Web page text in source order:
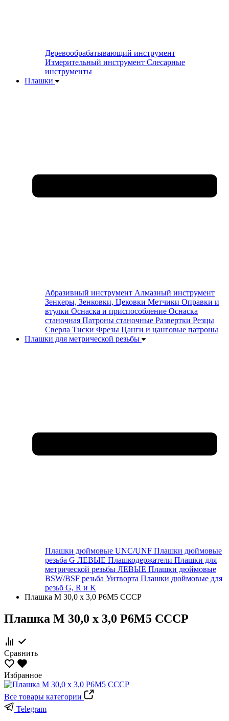
Деревообрабатывающий инструмент
Измерительный инструмент Слесарные
инструменты
Плашки
Абразивный инструмент Алмазный инструмент
Зенкеры, Зенковки, Цековки Метчики Оправки и
втулки Оснаска и приспособление Оснаска
станочная Патроны станочные Развертки Резцы
Сверла Тиски Фрезы Цанги и цанговые патроны
Плашки для метрической резьбы
Плашки дюймовые UNC/UNF Плашки дюймовые
резьба G ЛЕВЫЕ Плашкодержатели Плашки для
метрической резьбы ЛЕВЫЕ Плашки дюймовые
BSW/BSF резьба Уитворта Плашки дюймовые для
резьб G, R и K
Плашка М 30,0 х 3,0 Р6М5 СССР
Плашка М 30,0 х 3,0 Р6М5 СССР
Сравнить
Избранное
Все товары категории
Telegram